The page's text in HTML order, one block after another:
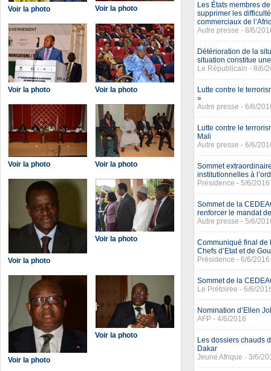
Voir la photo Voir la photo
Voir la photo Voir la photo
Voir la photo Voir la photo
Voir la photo
Voir la photo
Voir la photo
Voir la photo
Les États membres
supprimer les
commerciaux de
Autre presse - 8/6/
Détérioration de la
situation constitue
Le Républicain - 8/6/
Lutte contre le
»
Autre presse - 6/6/
Lutte contre le
Mali
Autre presse - 6/6/
Sommet
institutionnelles à
Présidence - 5/6/2016
Sommet de la
renforcer le mandat
Autre presse - 5/6/
Communiqué final de
Chefs d’Etat et de
Présidence - 6/6/2016
Sommet de la
Le Prétoiree - 6/6/
Nomination d’Ellen
AFP - 4/6/2016
Les dossiers chauds
Dakar
Jeune Afrique - 3/6/